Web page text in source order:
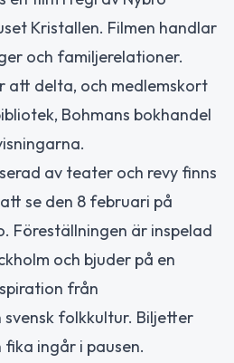
Kristallen. Filmen handlar
och familjerelationer.
att delta, och medlemskort
Bohmans bokhandel
av teater och revy finns
att se den 8 februari på
Föreställningen är inspelad
och bjuder på en
från
folkkultur. Biljetter
ingår i pausen.